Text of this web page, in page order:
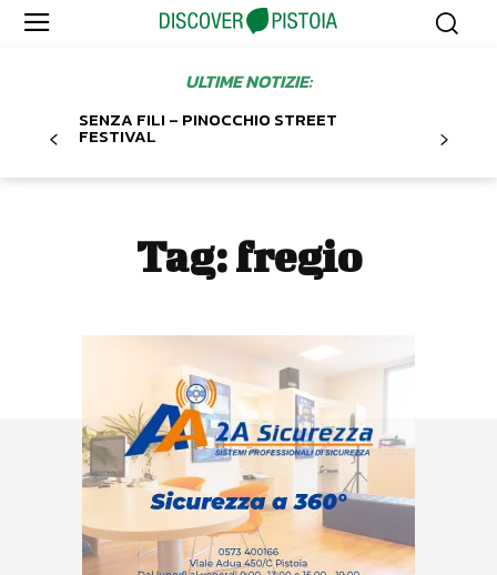
ULTIME NOTIZIE:
SENZA FILI – PINOCCHIO STREET
FESTIVAL
Tag:fregio